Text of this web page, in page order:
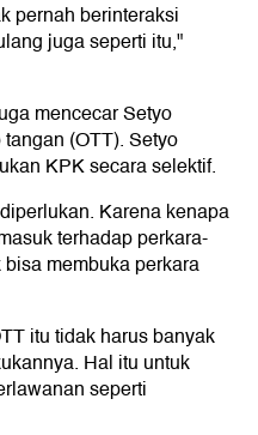
pernah berinteraksi
juga seperti itu,"
mencecar Setyo
(OTT). Setyo
KPK secara selektif.
Karena kenapa
terhadap perkara-
membuka perkara
itu tidak harus banyak
Hal itu untuk
seperti